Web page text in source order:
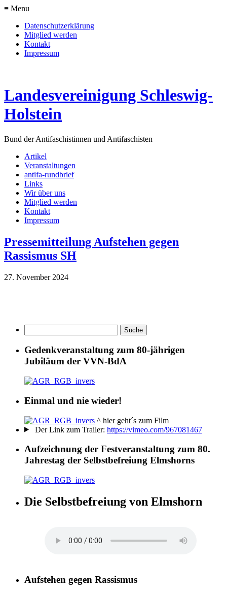
≡ Menu
Datenschutzerklärung
Mitglied werden
Kontakt
Impressum
Landesvereinigung Schleswig-
Holstein
Bund der Antifaschistinnen und Antifaschisten
Artikel
Veranstaltungen
antifa-rundbrief
Links
Wir über uns
Mitglied werden
Kontakt
Impressum
Pressemitteilung Aufstehen gegen
Rassismus SH
27. November 2024
Gedenkveranstaltung zum 80-jährigen
Jubiläum der VVN-BdA
Einmal und nie wieder!
^ hier geht´s zum Film
Der Link zum Trailer: https://vimeo.com/967081467
Aufzeichnung der Festveranstaltung zum 80.
Jahrestag der Selbstbefreiung Elmshorns
Die Selbstbefreiung von Elmshorn
Aufstehen gegen Rassismus